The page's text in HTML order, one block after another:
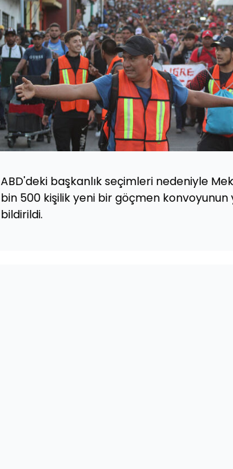
ABD'deki başkanlık seçimleri nedeniyle
bin 500 kişilik yeni bir göçmen konvoyunun
bildirildi.